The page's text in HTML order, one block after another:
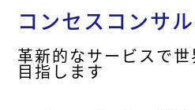
コンセスコンサ
革新的なサービスで
目指します